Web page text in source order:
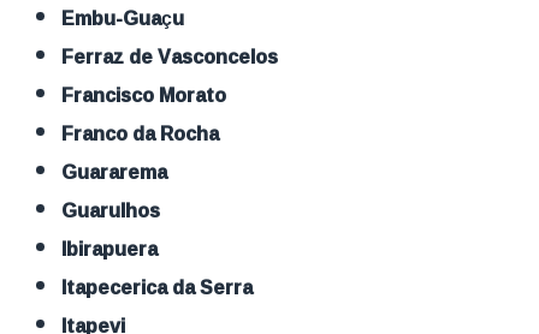
Embu-Guaçu
Ferraz de Vasconcelos
Francisco Morato
Franco da Rocha
Guararema
Guarulhos
Ibirapuera
Itapecerica da Serra
Itapevi